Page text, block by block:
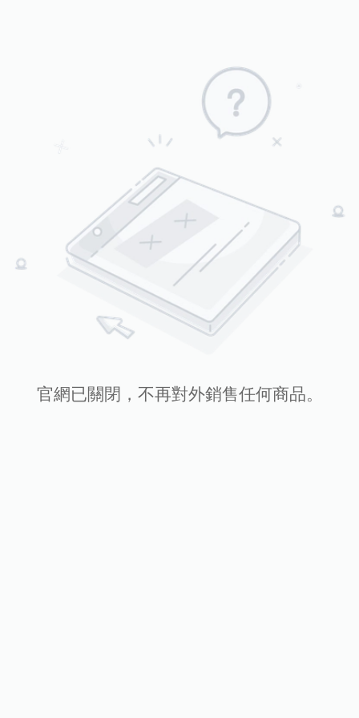
官網已關閉，不再對外銷售任何商品。